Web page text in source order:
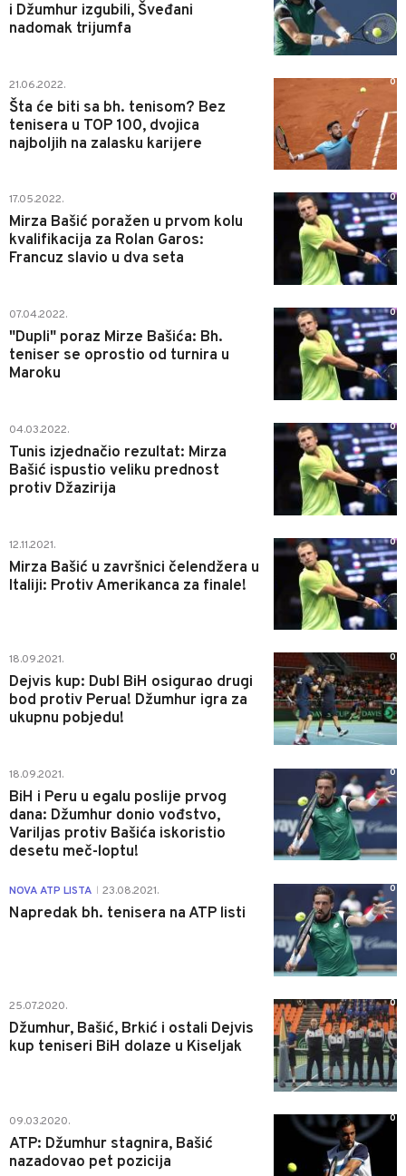
i Džumhur izgubili, Šveđani
nadomak trijumfa
21.06.2022.
Šta će biti sa bh. tenisom? Bez
tenisera u TOP 100, dvojica
najboljih na zalasku karijere
0
17.05.2022.
Mirza Bašić poražen u prvom kolu
kvalifikacija za Rolan Garos:
Francuz slavio u dva seta
0
07.04.2022.
"Dupli" poraz Mirze Bašića: Bh.
teniser se oprostio od turnira u
Maroku
0
04.03.2022.
Tunis izjednačio rezultat: Mirza
Bašić ispustio veliku prednost
protiv Džazirija
0
12.11.2021.
Mirza Bašić u završnici čelendžera u
Italiji: Protiv Amerikanca za finale!
0
18.09.2021.
Dejvis kup: Dubl BiH osigurao drugi
bod protiv Perua! Džumhur igra za
ukupnu pobjedu!
0
18.09.2021.
BiH i Peru u egalu poslije prvog
dana: Džumhur donio vođstvo,
Variljas protiv Bašića iskoristio
desetu meč-loptu!
0
NOVA ATP LISTA 23.08.2021.
Napredak bh. tenisera na ATP listi
0
25.07.2020.
Džumhur, Bašić, Brkić i ostali Dejvis
kup teniseri BiH dolaze u Kiseljak
0
09.03.2020.
ATP: Džumhur stagnira, Bašić
nazadovao pet pozicija
0